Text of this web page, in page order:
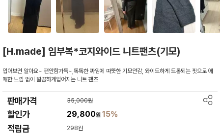
[H.made] 임부복*코지와이드 니트팬츠(기모)
입어보면 알아요~ 편안함가득~,톡톡한 짜임에 따뜻한 기모안감, 와이드하게 드롭되는 핏으로 애
매한 느낌 없이 깔끔하게입어지는 니트 팬츠
판매가격 35,000원
할인가 29,800원15%
적립금 298원